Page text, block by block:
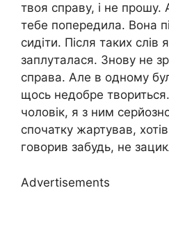
твоя справу, і не
тебе попередила. Вона
сидіти. Після таких слів
заплуталася. Знову не
справа. Але в одному
щось недобре
чоловік, я з ним
спочатку жартував,
говорив забудь, не
Advertisements